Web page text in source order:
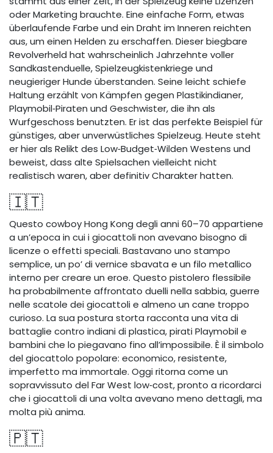
oder Marketing brauchte. Eine einfache Form, etwas
überlaufende Farbe und ein Draht im Inneren reichten
aus, um einen Helden zu erschaffen. Dieser biegbare
Revolverheld hat wahrscheinlich Jahrzehnte voller
Sandkastenduelle, Spielzeugkistenkriege und
neugieriger Hunde überstanden. Seine leicht schiefe
Haltung erzählt von Kämpfen gegen Plastikindianer,
Playmobil‑Piraten und Geschwister, die ihn als
Wurfgeschoss benutzten. Er ist das perfekte Beispiel für
günstiges, aber unverwüstliches Spielzeug. Heute steht
er hier als Relikt des Low‑Budget‑Wilden Westens und
beweist, dass alte Spielsachen vielleicht nicht
realistisch waren, aber definitiv Charakter hatten.
🇮🇹
Questo cowboy Hong Kong degli anni 60–70 appartiene
a un’epoca in cui i giocattoli non avevano bisogno di
licenze o effetti speciali. Bastavano uno stampo
semplice, un po’ di vernice sbavata e un filo metallico
interno per creare un eroe. Questo pistolero flessibile
ha probabilmente affrontato duelli nella sabbia, guerre
nelle scatole dei giocattoli e almeno un cane troppo
curioso. La sua postura storta racconta una vita di
battaglie contro indiani di plastica, pirati Playmobil e
bambini che lo piegavano fino all’impossibile. È il simbolo
del giocattolo popolare: economico, resistente,
imperfetto ma immortale. Oggi ritorna come un
sopravvissuto del Far West low‑cost, pronto a ricordarci
che i giocattoli di una volta avevano meno dettagli, ma
molta più anima.
🇵🇹